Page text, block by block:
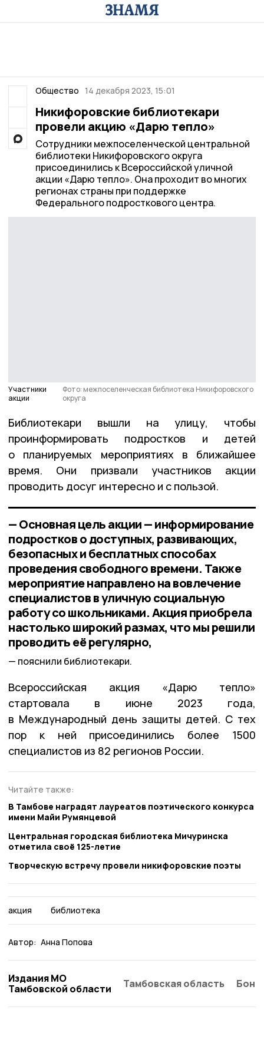
Общество 14 декабря 2023, 15:01
Никифоровские библиотекари
провели акцию «Дарю тепло»
Сотрудники межпоселенческой центральной
библиотеки Никифоровского округа
присоединились к Всероссийской уличной
акции «Дарю тепло». Она проходит во многих
регионах страны при поддержке
Федерального подросткового центра.
Участники
акции
Фото: межпоселенческая библиотека Никифоровского
округа
Библиотекари вышли на улицу, чтобы
проинформировать подростков и детей
о планируемых мероприятиях в ближайшее
время. Они призвали участников акции
проводить досуг интересно и с пользой.
— Основная цель акции — информирование
подростков о доступных, развивающих,
безопасных и бесплатных способах
проведения свободного времени. Также
мероприятие направлено на вовлечение
специалистов в уличную социальную
работу со школьниками. Акция приобрела
настолько широкий размах, что мы решили
проводить её регулярно,
пояснили библиотекари.
Всероссийская акция «Дарю тепло»
стартовала в июне 2023 года,
в Международный день защиты детей. С тех
пор к ней присоединились более 1500
специалистов из 82 регионов России.
Читайте также:
В Тамбове наградят лауреатов поэтического конкурса
имени Майи Румянцевой
Центральная городская библиотека Мичуринска
отметила своё 125-летие
Творческую встречу провели никифоровские поэты
акция библиотека
Автор: Анна Попова
Издания МО
Тамбовской области
Тамбовская область